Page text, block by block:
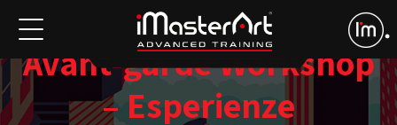
Avant-garde Workshop
– Esperienze